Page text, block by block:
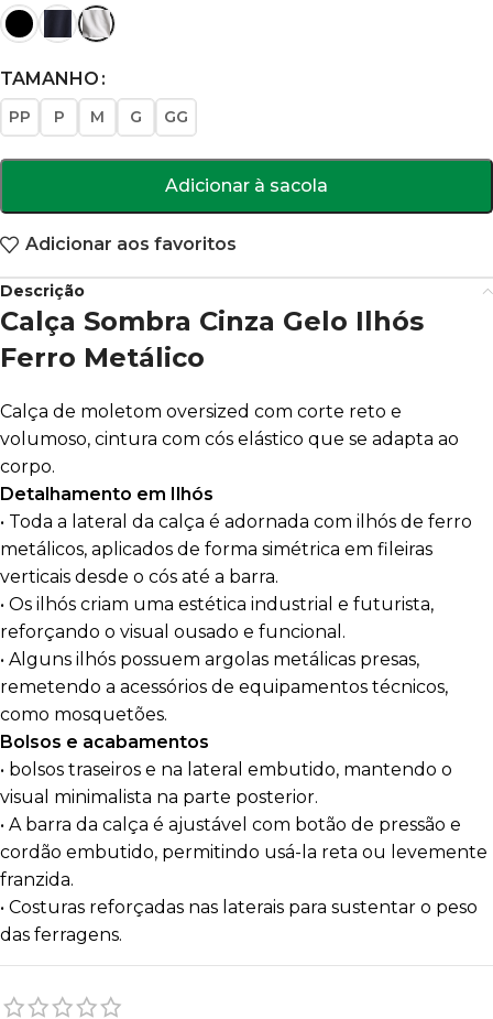
TAMANHO
PP P M G GG
Adicionar à sacola
Adicionar aos favoritos
Descrição
Calça Sombra Cinza Gelo Ilhós
Ferro Metálico
Calça de moletom oversized com corte reto e
volumoso, cintura com cós elástico que se adapta ao
corpo.
Detalhamento em Ilhós
• Toda a lateral da calça é adornada com ilhós de ferro
metálicos, aplicados de forma simétrica em fileiras
verticais desde o cós até a barra.
• Os ilhós criam uma estética industrial e futurista,
reforçando o visual ousado e funcional.
• Alguns ilhós possuem argolas metálicas presas,
remetendo a acessórios de equipamentos técnicos,
como mosquetões.
Bolsos e acabamentos
• bolsos traseiros e na lateral embutido, mantendo o
visual minimalista na parte posterior.
• A barra da calça é ajustável com botão de pressão e
cordão embutido, permitindo usá-la reta ou levemente
franzida.
• Costuras reforçadas nas laterais para sustentar o peso
das ferragens.